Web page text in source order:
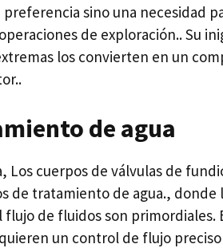
sino una necesidad
de exploración.. Su
los convierten en un
de agua
Los cuerpos de válvulas de
de tratamiento de agua., donde
de fluidos son primordiales.
un control de flujo